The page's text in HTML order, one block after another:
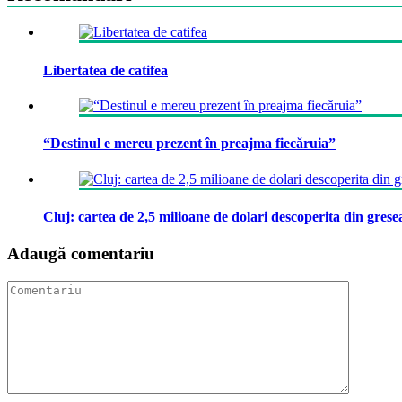
Libertatea de catifea
“Destinul e mereu prezent în preajma fiecăruia”
Cluj: cartea de 2,5 milioane de dolari descoperita din
Adaugă comentariu